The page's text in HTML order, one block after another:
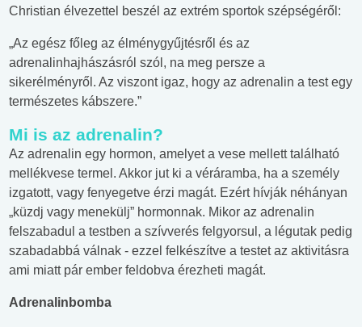
Christian élvezettel beszél az extrém sportok szépségéről:
„Az egész főleg az élménygyűjtésről és az
adrenalinhajhászásról szól, na meg persze a
sikerélményről. Az viszont igaz, hogy az adrenalin a test egy
természetes kábszere.”
Mi is az adrenalin?
Az adrenalin egy hormon, amelyet a vese mellett található
mellékvese termel. Akkor jut ki a véráramba, ha a személy
izgatott, vagy fenyegetve érzi magát. Ezért hívják néhányan
„küzdj vagy menekülj” hormonnak. Mikor az adrenalin
felszabadul a testben a szívverés felgyorsul, a légutak pedig
szabadabbá válnak - ezzel felkészítve a testet az aktivitásra
ami miatt pár ember feldobva érezheti magát.
Adrenalinbomba